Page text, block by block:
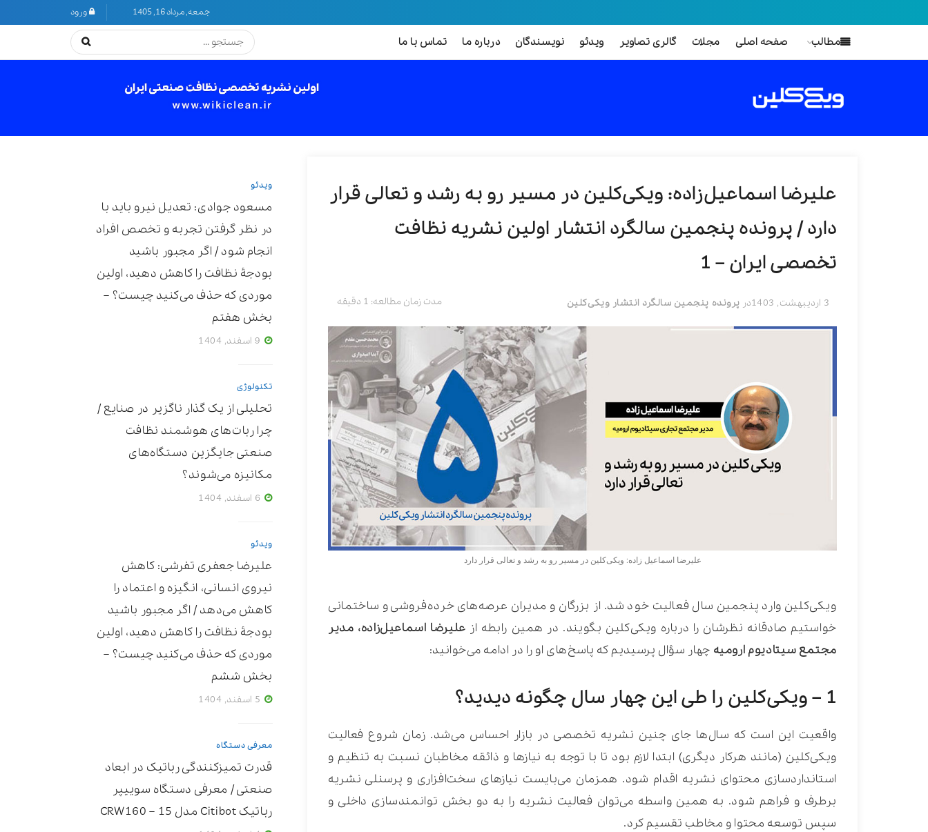
جمعه, مرداد 16, 1405 ورود
مطالب صفحه اصلی مجلات گالری تصاویر ویدئو نویسندگان درباره ما تماس با ما
علیرضا اسماعیل‌زاده: ویکی‌کلین در مسیر رو به رشد و تعالی قرار
دارد / پرونده پنجمین سالگرد انتشار اولین نشریه نظافت
تخصصی ایران – 1
مدت زمان مطالعه: 1 دقیقه 3 اردیبهشت, 1403 در پرونده پنجمین سالگرد انتشار ویکی‌کلین
علیرضا اسماعیل زاده: ویکی‌کلین در مسیر رو به رشد و تعالی قرار دارد
ویکی‌کلین وارد پنجمین سال فعالیت خود شد. از بزرگان و مدیران عرصه‌های خرده‌فروشی و ساختمانی
خواستیم صادقانه نظرشان را درباره ویکی‌کلین بگویند. در همین رابطه از علیرضا اسماعیل‌زاده، مدیر
مجتمع سیتادیوم ارومیه چهار سؤال پرسیدیم که پاسخ‌های او را در ادامه می‌خوانید:
1 – ویکی‌کلین را طی این چهار سال چگونه دیدید؟
واقعیت این است که سال‌ها جای چنین نشریه تخصصی در بازار احساس می‌شد. زمان شروع فعالیت
ویکی‌کلین (مانند هرکار دیگری) ابتدا لازم بود تا با توجه به نیازها و ذائقه مخاطبان نسبت به تنظیم و
استانداردسازی محتوای نشریه اقدام شود. همزمان می‌بایست نیازهای سخت‌افزاری و پرسنلی نشریه
برطرف و فراهم شود. به همین واسطه می‌توان فعالیت نشریه را به دو بخش توانمندسازی داخلی و
سپس توسعه محتوا و مخاطب تقسیم کرد.
ویدئو
مسعود جوادی: تعدیل نیرو باید با
در نظر گرفتن تجربه و تخصص افراد
انجام شود / اگر مجبور باشید
بودجۀ نظافت را کاهش دهید، اولین
موردی که حذف می‌کنید چیست؟ –
بخش هفتم
تکنولوژی
تحلیلی از یک گذار ناگزیر در صنایع /
چرا ربات‌های هوشمند نظافت
صنعتی جایگزین دستگاه‌های
مکانیزه می‌شوند؟
ویدئو
علیرضا جعفری تفرشی: کاهش
نیروی انسانی، انگیزه و اعتماد را
کاهش می‌دهد / اگر مجبور باشید
بودجۀ نظافت را کاهش دهید، اولین
موردی که حذف می‌کنید چیست؟ –
بخش ششم
معرفی دستگاه
قدرت تمیزکنندگی رباتیک در ابعاد
صنعتی / معرفی دستگاه سوییپر
رباتیک Citibot مدل CRW160 – 15